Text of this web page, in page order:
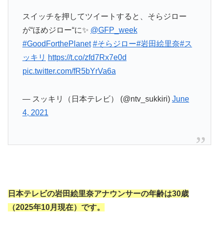
スイッチを押してツイートすると、そらジロー
が“ほめジロー“に✨ @GFP_week
#GoodForthePlanet #そらジロー#岩田絵里奈#ス
ッキリ https://t.co/zfd7Rx7e0d
pic.twitter.com/fR5bYrVa6a
— スッキリ（日本テレビ） (@ntv_sukkiri) June
4, 2021
日本テレビの岩田絵里奈アナウンサーの年齢は30歳
（2025年10月現在）です。